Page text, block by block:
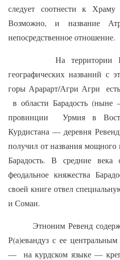
следует соотнести к
Возможно, и название
непосредственное отношение.
На территории
географических названий с
горы Арарарт/Агри Агри
в области Барадость (ныне
провинции
Урмия в
Курдистана — деревня Ревенд
получил от названия мощного
Барадость. В средние века
феодальное княжества
своей книге отвел
и Сомаи.
Этноним Ревенд
Р(а)евандуз с ее
—
на курдском языке —